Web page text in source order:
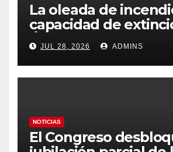
La oleada de
capacidad de
Ávila y al oeste de
obliga a declarar la
emergencia
JUL 28, 2026 ADMINS
NOTICIAS
El Congreso